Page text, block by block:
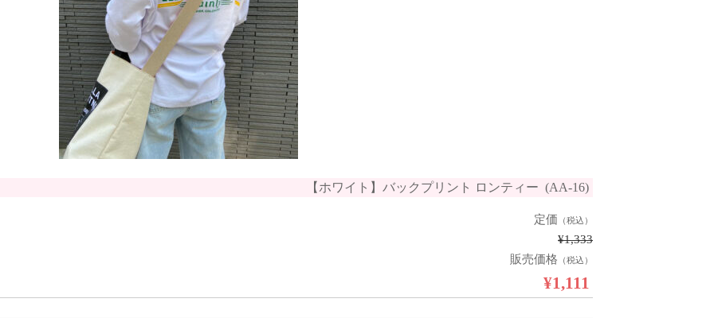
【ホワイト】バックプリント ロンティー (AA-16)
定価 （税込）
¥1,333
販売価格 （税込）
¥1,111